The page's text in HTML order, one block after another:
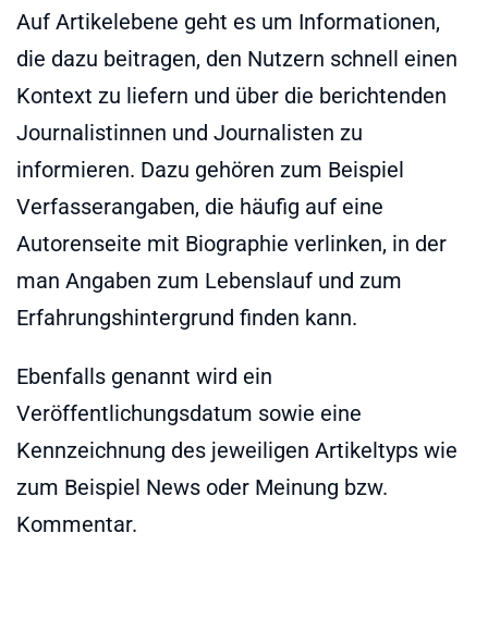
Auf Artikelebene geht es um Informationen,
die dazu beitragen, den Nutzern schnell einen
Kontext zu liefern und über die berichtenden
Journalistinnen und Journalisten zu
informieren. Dazu gehören zum Beispiel
Verfasserangaben, die häufig auf eine
Autorenseite mit Biographie verlinken, in der
man Angaben zum Lebenslauf und zum
Erfahrungshintergrund finden kann.
Ebenfalls genannt wird ein
Veröffentlichungsdatum sowie eine
Kennzeichnung des jeweiligen Artikeltyps wie
zum Beispiel News oder Meinung bzw.
Kommentar.